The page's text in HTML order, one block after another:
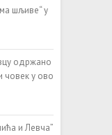
шљиве“ у
одржано
човек у ово
и Левча”